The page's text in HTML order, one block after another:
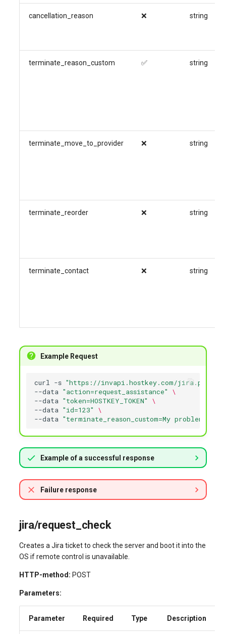
cancellation_reason ❌ string
terminate_reason_custom ✅ string
terminate_move_to_provider ❌ string
terminate_reorder ❌ string
terminate_contact ❌ string
Example Request
curl -s "https://invapi.hostkey.com/jira.php"
--data "action=request_assistance"
\
--data "token=HOSTKEY_TOKEN"
\
--data "id=123"
\
--data "terminate_reason_custom=My problem
Example of a successful response
Failure response
jira/request_check
Creates a Jira ticket to check the server and boot it into the
OS if remote control is unavailable.
HTTP-method: POST
Parameters:
Parameter Required Type Description